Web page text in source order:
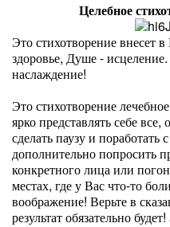
Целебное
Это стихотворение внесет
здоровье, Душе -
наслаждение!
Это стихотворение
ярко представлять себе
сделать паузу и
дополнительно попросить
конкретного лица или
местах, где у Вас что-то
воображение! Верьте в
результат обязательно будет!